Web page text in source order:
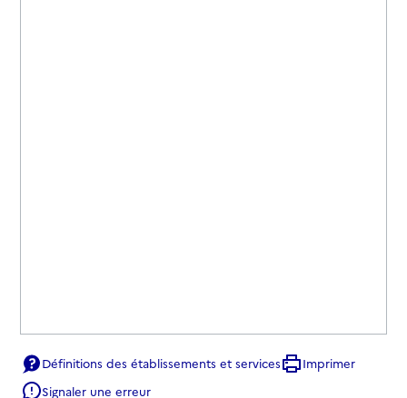
Définitions des établissements et services
Imprimer
Signaler une erreur